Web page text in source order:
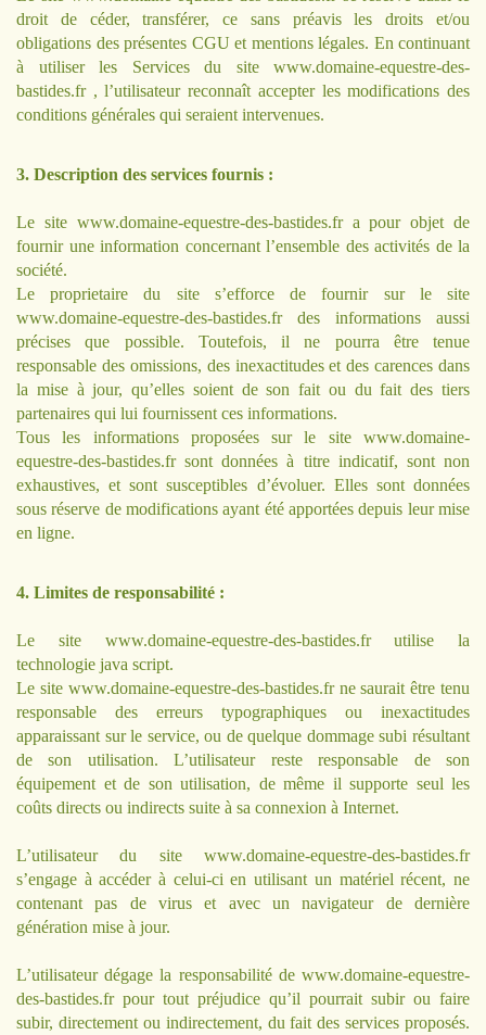
droit de céder, transférer, ce sans préavis les droits et/ou
obligations des présentes CGU et mentions légales. En continuant
à utiliser les Services du site www.domaine-equestre-des-
bastides.fr, l’utilisateur reconnaît accepter les modifications des
conditions générales qui seraient intervenues.
3. Description des services fournis :
Le site www.domaine-equestre-des-bastides.fra pour objet de
fournir une information concernant l’ensemble des activités de la
société.
Le proprietaire du site s’efforce de fournir sur le site
www.domaine-equestre-des-bastides.frdes informations aussi
précises que possible. Toutefois, il ne pourra être tenue
responsable des omissions, des inexactitudes et des carences dans
la mise à jour, qu’elles soient de son fait ou du fait des tiers
partenaires qui lui fournissent ces informations.
Tous les informations proposées sur le site www.domaine-
equestre-des-bastides.frsont données à titre indicatif, sont non
exhaustives, et sont susceptibles d’évoluer. Elles sont données
sous réserve de modifications ayant été apportées depuis leur mise
en ligne.
4. Limites de responsabilité :
Le site www.domaine-equestre-des-bastides.frutilise la
technologie java script.
Le site www.domaine-equestre-des-bastides.frne saurait être tenu
responsable des erreurs typographiques ou inexactitudes
apparaissant sur le service, ou de quelque dommage subi résultant
de son utilisation. L’utilisateur reste responsable de son
équipement et de son utilisation, de même il supporte seul les
coûts directs ou indirects suite à sa connexion à Internet.
L’utilisateur du site www.domaine-equestre-des-bastides.fr
s’engage à accéder à celui-ci en utilisant un matériel récent, ne
contenant pas de virus et avec un navigateur de dernière
génération mise à jour.
L’utilisateur dégage la responsabilité de www.domaine-equestre-
des-bastides.frpour tout préjudice qu’il pourrait subir ou faire
subir, directement ou indirectement, du fait des services proposés.